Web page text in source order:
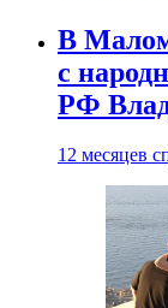
В Малом
с
РФ
12 месяцев